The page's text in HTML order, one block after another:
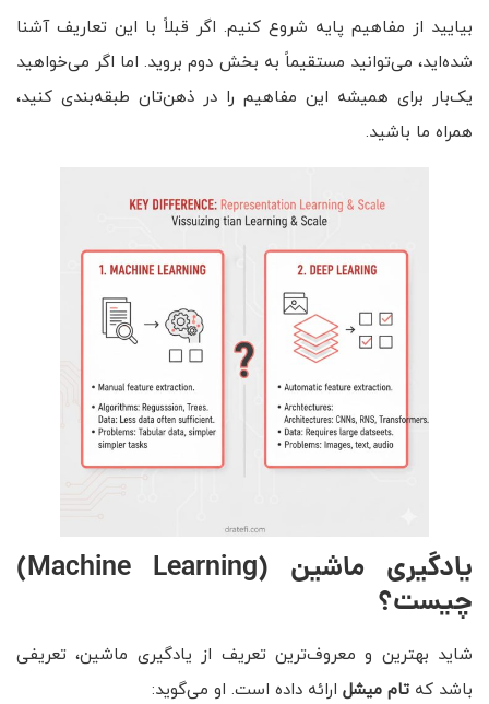
بیایید از مفاهیم پایه شروع کنیم. اگر قبلاً با این تعاریف آشنا
شده‌اید، می‌توانید مستقیماً به بخش دوم بروید. اما اگر می‌خواهید
یک‌بار برای همیشه این مفاهیم را در ذهن‌تان طبقه‌بندی کنید،
همراه ما باشید.
یادگیری ماشین (Machine Learning)
چیست؟
شاید بهترین و معروف‌ترین تعریف از یادگیری ماشین، تعریفی
باشد که تام میشل ارائه داده است. او می‌گوید: